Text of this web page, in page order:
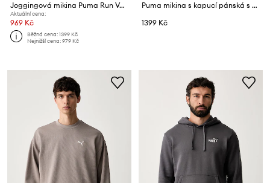
Joggingová mikina Puma Run Velocity
Aktuální cena:
969 Kč
Běžná cena:1399 Kč
Nejnižší cena:979 Kč
Puma mikina s kapucí pánská s bavlnou FUNDAMENTALS
1399 Kč